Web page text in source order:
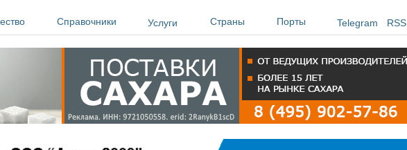
Справочники Услуги Страны Порты Telegram RSS